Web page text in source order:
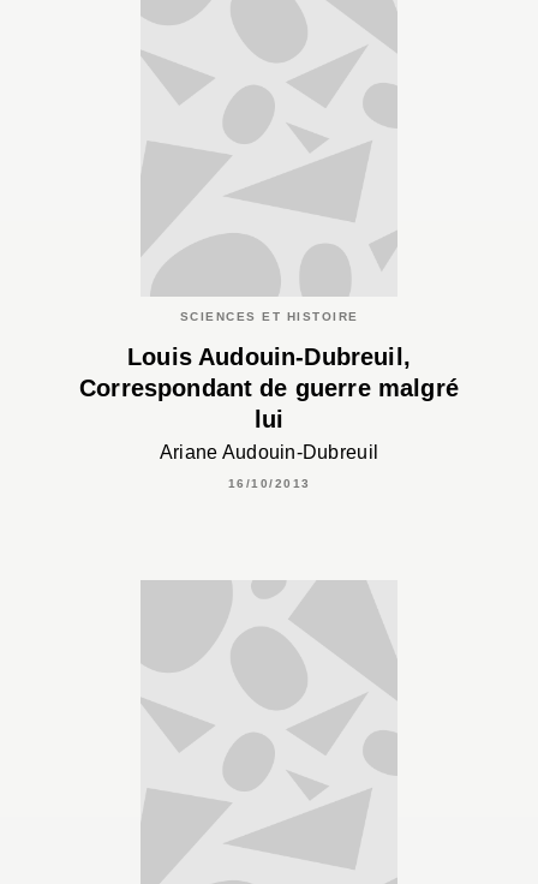
SCIENCES ET HISTOIRE
Louis Audouin-Dubreuil,
Correspondant de guerre malgré
lui
Ariane Audouin-Dubreuil
16/10/2013